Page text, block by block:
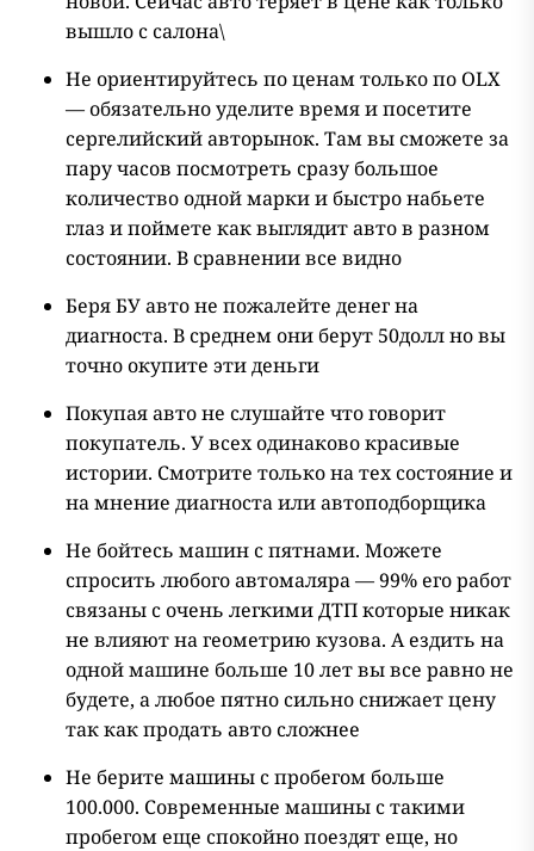
вышло с салона\
Не ориентируйтесь по ценам только по OLX
— обязательно уделите время и посетите
сергелийский авторынок. Там вы сможете за
пару часов посмотреть сразу большое
количество одной марки и быстро набьете
глаз и поймете как выглядит авто в разном
состоянии. В сравнении все видно
Беря БУ авто не пожалейте денег на
диагноста. В среднем они берут 50долл но вы
точно окупите эти деньги
Покупая авто не слушайте что говорит
покупатель. У всех одинаково красивые
истории. Смотрите только на тех состояние и
на мнение диагноста или автоподборщика
Не бойтесь машин с пятнами. Можете
спросить любого автомаляра — 99% его работ
связаны с очень легкими ДТП которые никак
не влияют на геометрию кузова. А ездить на
одной машине больше 10 лет вы все равно не
будете, а любое пятно сильно снижает цену
так как продать авто сложнее
Не берите машины с пробегом больше
100.000. Современные машины с такими
пробегом еще спокойно поездят еще, но